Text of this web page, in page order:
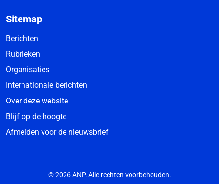
Sitemap
Berichten
Rubrieken
Organisaties
Internationale berichten
Over deze website
Blijf op de hoogte
Afmelden voor de nieuwsbrief
© 2026 ANP. Alle rechten voorbehouden.